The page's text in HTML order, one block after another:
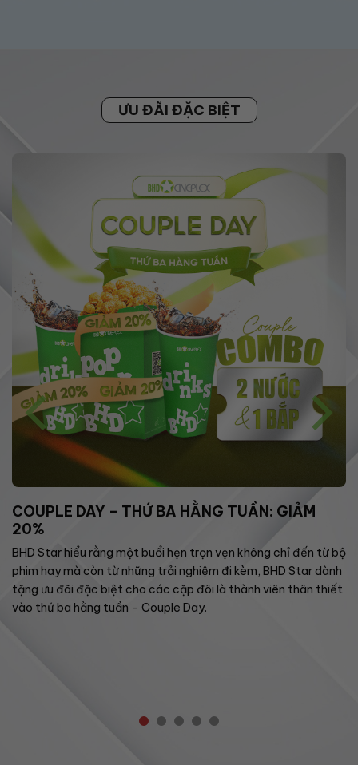
ƯU ĐÃI ĐẶC BIỆT
COUPLE DAY – THỨ BA HẰNG TUẦN: GIẢM
20%
BHD Star hiểu rằng một buổi hẹn trọn vẹn không chỉ đến từ bộ
phim hay mà còn từ những trải nghiệm đi kèm, BHD Star dành
tặng ưu đãi đặc biệt cho các cặp đôi là thành viên thân thiết
vào thứ ba hằng tuần – Couple Day.